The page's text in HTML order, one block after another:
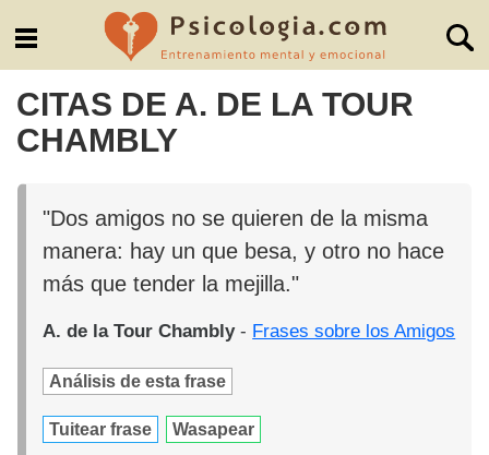
CITAS DE A. DE LA TOUR
CHAMBLY
"Dos amigos no se quieren de la misma
manera: hay un que besa, y otro no hace
más que tender la mejilla."
A. de la Tour Chambly- Frases sobre los Amigos
Análisis de esta frase
Tuitear frase Wasapear